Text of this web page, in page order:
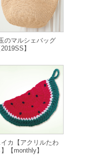
のマルシェバッグ
2019SS】
イカ【アクリルたわ
】【monthly】